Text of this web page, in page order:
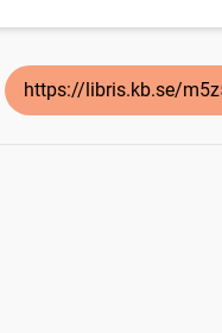
https://libris.kb.se/